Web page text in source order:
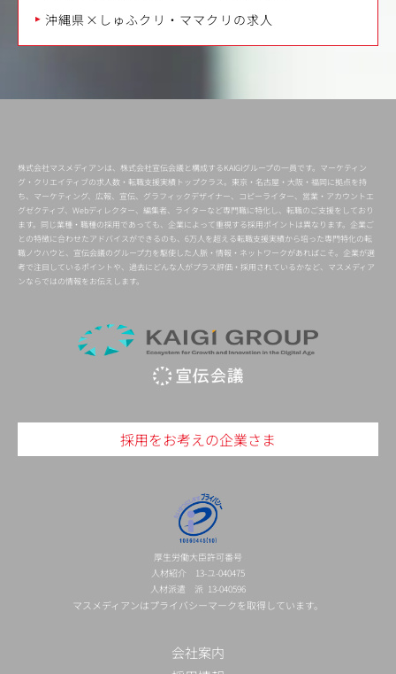
沖縄県×しゅふクリ・ママクリの求人
株式会社マスメディアンは、株式会社宣伝会議と構成するKAIGIグループの一員です。マーケティン
グ・クリエイティブの求人数・転職支援実績トップクラス。東京・名古屋・大阪・福岡に拠点を持
ち、マーケティング、広報、宣伝、グラフィックデザイナー、コピーライター、営業・アカウントエ
グゼクティブ、Webディレクター、編集者、ライターなど専門職に特化し、転職のご支援をしており
ます。同じ業種・職種の採用であっても、企業によって重視する採用ポイントは異なります。企業ご
との特徴に合わせたアドバイスができるのも、6万人を超える転職支援実績から培った専門特化の転
職ノウハウと、宣伝会議のグループ力を駆使した人脈・情報・ネットワークがあればこそ。企業が選
考で注目しているポイントや、過去にどんな人がプラス評価・採用されているかなど、マスメディア
ンならではの情報をお伝えします。
採用をお考えの企業さま
厚生労働大臣許可番号
人材紹介 13-ユ-040475
人材派遣 派 13-040596
マスメディアンはプライバシーマークを取得しています。
会社案内